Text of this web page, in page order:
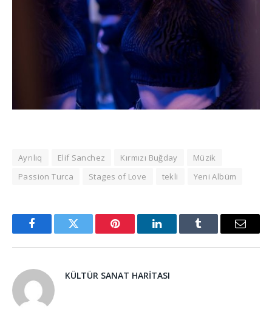
Ayrılıq Elif Sanchez Kırmızı Buğday
Müzik
Passion Turca
Stages of Love tekli Yeni Albüm
FacebookTwitter Pinterest LinkedInTumblr Email
KÜLTÜR SANAT HARITASI